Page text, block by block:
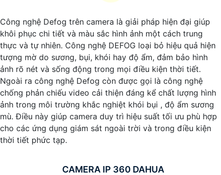
an toàn.
Công nghệ Defog trên camera là giải pháp hiện đại giúp
khôi phục chi tiết và màu sắc hình ảnh một cách trung
thực và tự nhiên. Công nghệ DEFOG loại bỏ hiệu quả hiện
tượng mờ do sương, bụi, khói hay độ ẩm, đảm bảo hình
ảnh rõ nét và sống động trong mọi điều kiện thời tiết.
Ngoài ra công nghệ Defog còn được gọi là công nghệ
chống phản chiếu video cải thiện đáng kể chất lượng hình
ảnh trong môi trường khắc nghiệt khói bụi , độ ẩm sương
mù. Điều này giúp camera duy trì hiệu suất tối ưu phù hợp
cho các ứng dụng giám sát ngoài trời và trong điều kiện
thời tiết phức tạp.
CAMERA IP 360 DAHUA